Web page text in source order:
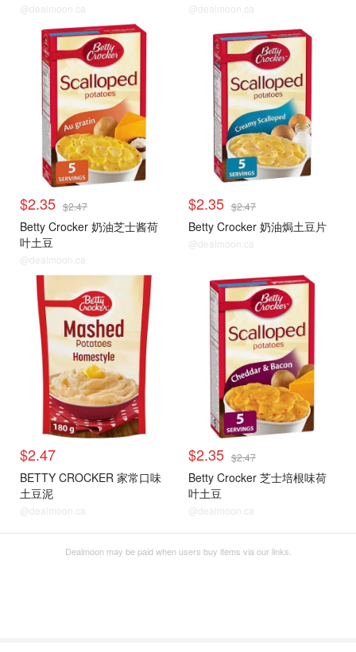
@dealmoon.ca @dealmoon.ca
$2.35 $2.47
Betty Crocker 奶油芝士酱荷
叶土豆
@dealmoon.ca
$2.35 $2.47
Betty Crocker 奶油焗土豆片
@dealmoon.ca
$2.47
BETTY CROCKER 家常口味
土豆泥
@dealmoon.ca
$2.35 $2.47
Betty Crocker 芝士培根味荷
叶土豆
@dealmoon.ca
Dealmoon may be paid when users buy items via our links.